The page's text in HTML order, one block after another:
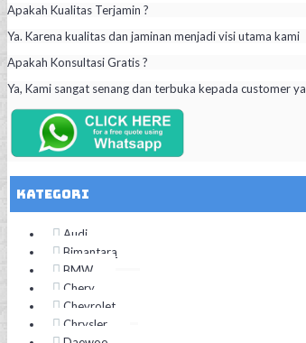
Apakah Kualitas Terjamin ?
Ya. Karena kualitas dan jaminan menjadi visi utama kami
Apakah Konsultasi Gratis ?
Ya, Kami sangat senang dan terbuka kepada customer
Kategori
Audi
Bimantara
BMW
Chery
Chevrolet
Chrysler